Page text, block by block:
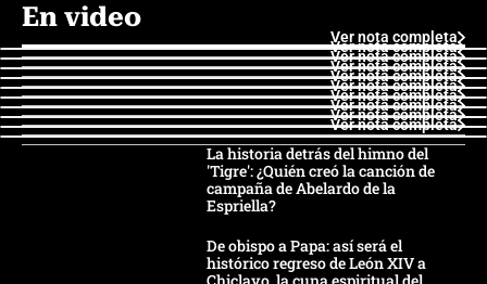
En video
Ver nota completa
Ver nota completa
Ver nota completa
Ver nota completa
Ver nota completa
Ver nota completa
Ver nota completa
Ver nota completa
Ver nota completa
Ver nota completa
La historia detrás del himno del
'Tigre': ¿Quién creó la canción de
campaña de Abelardo de la
Espriella?
De obispo a Papa: así será el
histórico regreso de León XIV a